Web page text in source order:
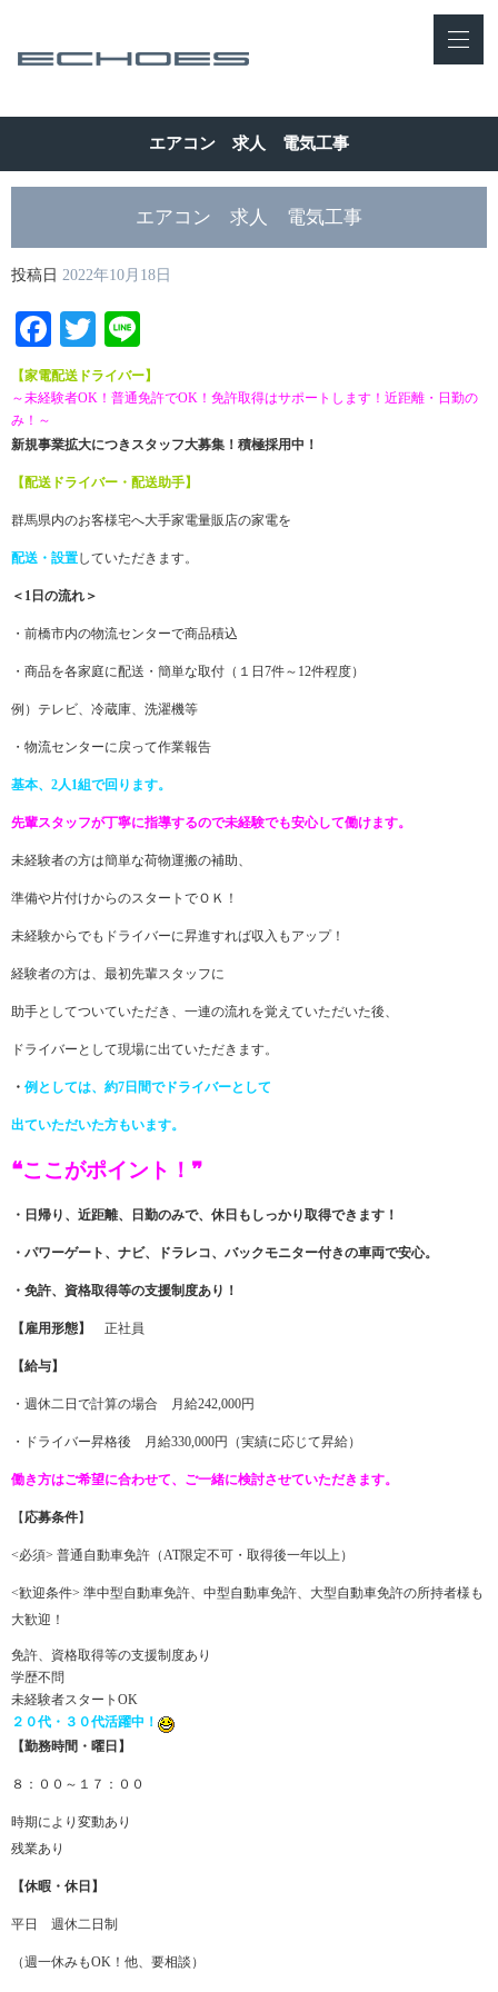
エアコン 求人 電気工事
エアコン 求人 電気工事
投稿日 2022年10月18日
Facebook
Twitter
【家電配送ドライバー】
～未経験者OK！普通免許でOK！免許取得はサポートします！近距離・日勤の
み！～
新規事業拡大につきスタッフ大募集！積極採用中！
【配送ドライバー・配送助手】
群馬県内のお客様宅へ大手家電量販店の家電を
配送・設置していただきます。
＜1日の流れ＞
・前橋市内の物流センターで商品積込
・商品を各家庭に配送・簡単な取付（１日7件～12件程度）
例）テレビ、冷蔵庫、洗濯機等
・物流センターに戻って作業報告
基本、2人1組で回ります。
先輩スタッフが丁寧に指導するので未経験でも安心して働けます。
未経験者の方は簡単な荷物運搬の補助、
準備や片付けからのスタートでＯＫ！
未経験からでもドライバーに昇進すれば収入もアップ！
経験者の方は、最初先輩スタッフに
助手としてついていただき、一連の流れを覚えていただいた後、
ドライバーとして現場に出ていただきます。
・ 例としては、約7日間でドライバーとして
出ていただいた方もいます。
❝ここがポイント！❞
・日帰り、近距離、日勤のみで、休日もしっかり取得できます！
・パワーゲート、ナビ、ドラレコ、バックモニター付きの車両で安心。
・免許、資格取得等の支援制度あり！
【雇用形態】 正社員
【給与】
・週休二日で計算の場合 月給242,000円
・ドライバー昇格後 月給330,000円（実績に応じて昇給）
働き方はご希望に合わせて、ご一緒に検討させていただきます。
【応募条件】
<必須> 普通自動車免許（AT限定不可・取得後一年以上）
<歓迎条件> 準中型自動車免許、中型自動車免許、大型自動車免許の所持者様も
大歓迎！
免許、資格取得等の支援制度あり
学歴不問
未経験者スタートOK
２０代・３０代活躍中！
【勤務時間・曜日】
８：００～１７：００
時期により変動あり
残業あり
【休暇・休日】
平日 週休二日制
（週一休みもOK！他、要相談）